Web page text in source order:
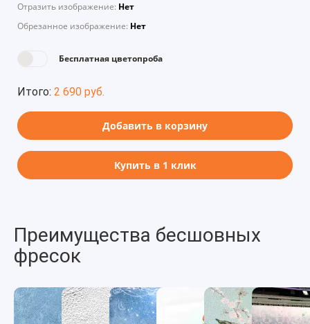
Отразить изображение: Нет
Обрезанное изображение: Нет
Бесплатная цветопроба
Итого: 2 690 руб.
Добавить в корзину
Купить в 1 клик
Преимущества бесшовных
фресок